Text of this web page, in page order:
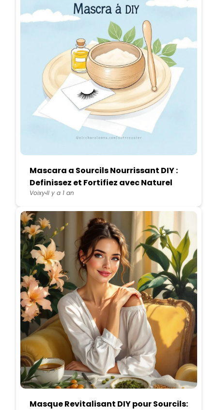
Mascara a Sourcils Nourrissant DIY :
Definissez et Fortifiez avec Naturel
VoixyIl y a 1 an
Masque Revitalisant DIY pour Sourcils: